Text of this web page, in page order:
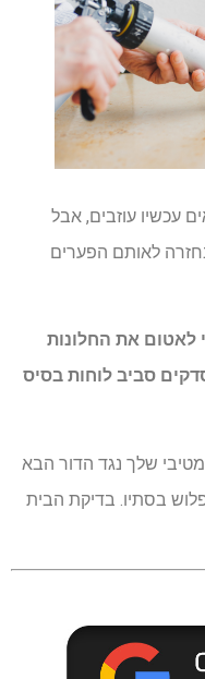
עכשיו עוזבים, אבל
לאותם הפערים
לאטום את החלונות
סביב לוחות בסיס
שלך נגד הדור הבא
בסתיו. בדיקת הבית